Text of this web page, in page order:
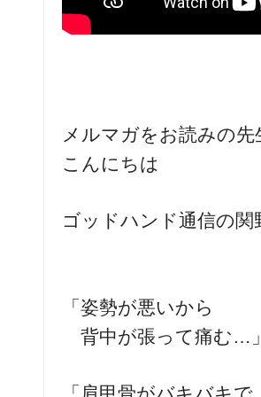
メルマガをお読みの先
こんにちは
ゴッドハンド通信の関
「姿勢が悪いから
背中が張って痛む…」